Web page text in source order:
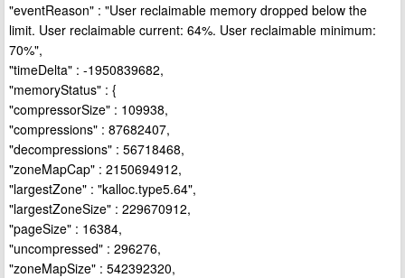
"eventReason" : "User reclaimable memory dropped below the
limit. User reclaimable current: 64%. User reclaimable minimum:
70%",
"timeDelta" : -1950839682,
"memoryStatus" : {
"compressorSize" : 109938,
"compressions" : 87682407,
"decompressions" : 56718468,
"zoneMapCap" : 2150694912,
"largestZone" : "kalloc.type5.64",
"largestZoneSize" : 229670912,
"pageSize" : 16384,
"uncompressed" : 296276,
"zoneMapSize" : 542392320,